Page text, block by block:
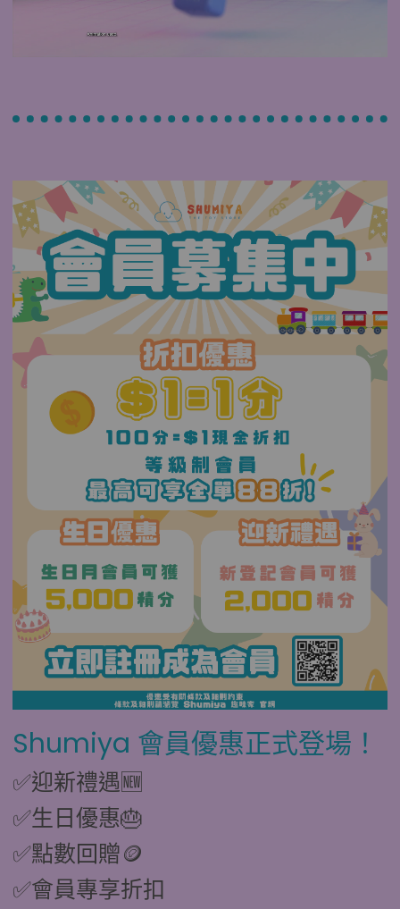
Shumiya 會員優惠正式登場！
✅迎新禮遇🆕
✅生日優惠🎂
✅點數回贈🪙
✅會員專享折扣